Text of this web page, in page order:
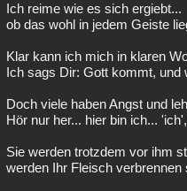
Ich reime wie es sich ergiebt...
ob das wohl in jedem Geiste
Klar kann ich mich in klaren
Ich sags Dir: Gott kommt, und
Doch viele haben Angst und
Hör nur her... hier bin ich...
Sie werden trotzdem vor ihm
werden Ihr Fleisch verbrennen